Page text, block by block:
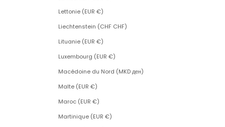
Lettonie (EUR €)
Liechtenstein (CHF CHF)
Lituanie (EUR €)
Luxembourg (EUR €)
Macédoine du Nord (MKD ден)
Malte (EUR €)
Maroc (EUR €)
Martinique (EUR €)